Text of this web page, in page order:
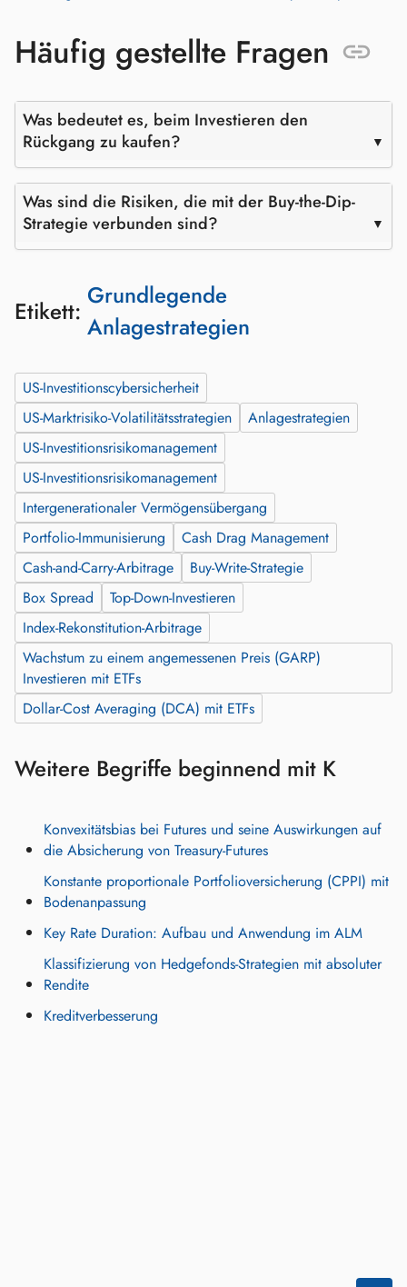
Häufig gestellte Fragen
Was bedeutet es, beim Investieren den
Rückgang zu kaufen?
Was sind die Risiken, die mit der Buy-the-Dip-
Strategie verbunden sind?
Etikett: Grundlegende
Anlagestrategien
US-Investitionscybersicherheit
US-Marktrisiko-Volatilitätsstrategien
Anlagestrategien
US-Investitionsrisikomanagement
US-Investitionsrisikomanagement
Intergenerationaler Vermögensübergang
Portfolio-Immunisierung
Cash Drag Management
Cash-and-Carry-Arbitrage
Buy-Write-Strategie
Box Spread
Top-Down-Investieren
Index-Rekonstitution-Arbitrage
Wachstum zu einem angemessenen Preis (GARP)
Investieren mit ETFs
Dollar-Cost Averaging (DCA) mit ETFs
Weitere Begriffe beginnend mit K
Konvexitätsbias bei Futures und seine Auswirkungen auf
die Absicherung von Treasury-Futures
Konstante proportionale Portfolioversicherung (CPPI) mit
Bodenanpassung
Key Rate Duration: Aufbau und Anwendung im ALM
Klassifizierung von Hedgefonds-Strategien mit absoluter
Rendite
Kreditverbesserung